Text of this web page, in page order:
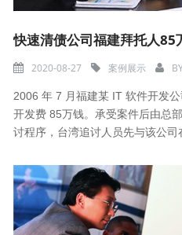
快速清债公司福建拜托人85
2020-08-27 案例展示
2006 年 7 月福建某 IT 软件开发
开发费 85万钱。承受案件后由总
讨程序，台湾追讨人员先与该公司